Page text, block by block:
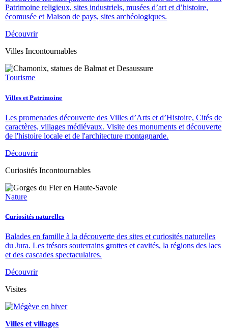
Patrimoine religieux, sites industriels, musées d’art et d’histoire,
écomusée et Maison de pays, sites archéologiques.
Découvrir
Villes Incontournables
Tourisme
Villes et Patrimoine
Les promenades découverte des Villes d’Arts et d’Histoire, Cités de
caractères, villages médiévaux. Visite des monuments et découverte
de l'histoire locale et de l'architecture montagnarde.
Découvrir
Curiosités Incontournables
Nature
Curiosités naturelles
Balades en famille à la découverte des sites et curiosités naturelles
du Jura. Les trésors souterrains grottes et cavités, la régions des lacs
et des cascades spectaculaires.
Découvrir
Visites
Villes et villages